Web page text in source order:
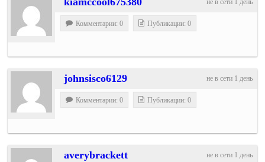
не в сети 1 день
Комментарии: 0 Публикации: 0
не в сети 1 день
johnsisco6129
Комментарии: 0 Публикации: 0
не в сети 1 день
averybrackett